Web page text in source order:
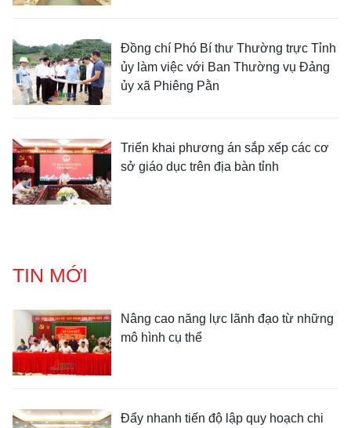
Đồng chí Phó Bí thư Thường trực Tỉnh
ủy làm việc với Ban Thường vụ Đảng
ủy xã Phiêng Pằn
Triển khai phương án sắp xếp các cơ
sở giáo dục trên địa bàn tỉnh
TIN MỚI
Nâng cao năng lực lãnh đạo từ những
mô hình cụ thể
Đẩy nhanh tiến độ lập quy hoạch chi